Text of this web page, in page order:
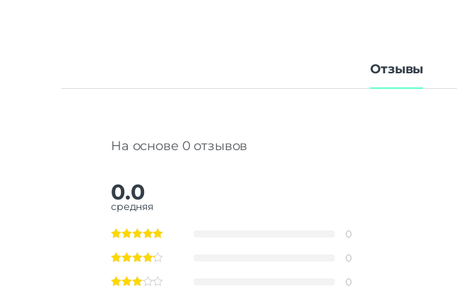
Отзывы
На основе 0 отзывов
0.0
средняя
0
0
0